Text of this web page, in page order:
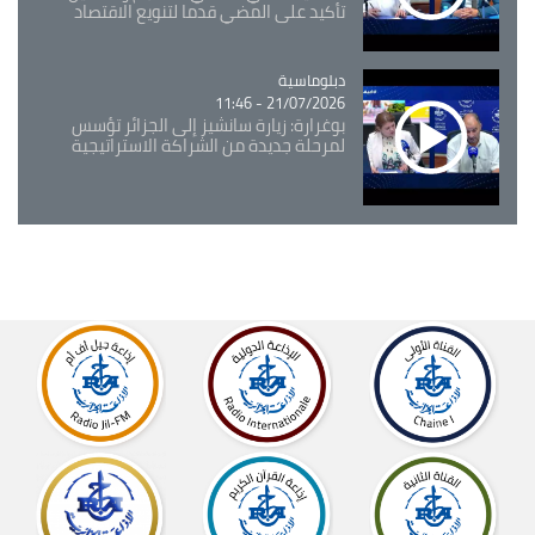
تأكيد على المضي قدما لتنويع الاقتصاد
Catégorie
دبلوماسية
21/07/2026 - 11:46
بوغرارة: زيارة سانشيز إلى الجزائر تؤسس
لمرحلة جديدة من الشراكة الاستراتيجية